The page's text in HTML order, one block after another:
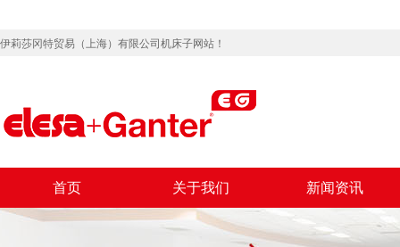
伊莉莎冈特贸易（上海）有限公司机床子网站！
首页 关于我们 新闻资讯